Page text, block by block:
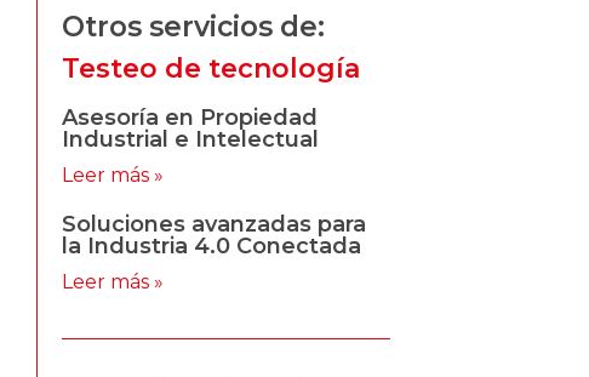
Otros servicios de:
Testeo de tecnología
Asesoría en Propiedad
Industrial e Intelectual
Leer más »
Soluciones avanzadas para
la Industria 4.0 Conectada
Leer más »